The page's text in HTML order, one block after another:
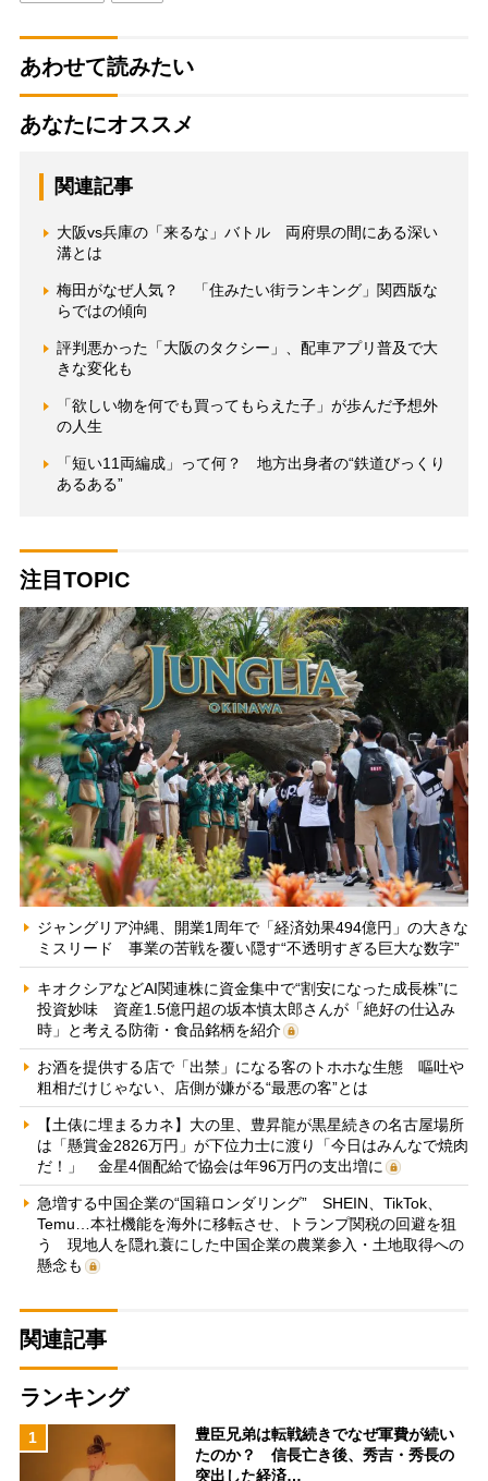
あわせて読みたい
あなたにオススメ
関連記事
大阪vs兵庫の「来るな」バトル 両府県の間にある深い
溝とは
梅田がなぜ人気？ 「住みたい街ランキング」関西版な
らではの傾向
評判悪かった「大阪のタクシー」、配車アプリ普及で大
きな変化も
「欲しい物を何でも買ってもらえた子」が歩んだ予想外
の人生
「短い11両編成」って何？ 地方出身者の“鉄道びっくり
あるある”
注目TOPIC
ジャングリア沖縄、開業1周年で「経済効果494億円」の大きな
ミスリード 事業の苦戦を覆い隠す“不透明すぎる巨大な数字”
キオクシアなどAI関連株に資金集中で“割安になった成長株”に
投資妙味 資産1.5億円超の坂本慎太郎さんが「絶好の仕込み
時」と考える防衛・食品銘柄を紹介
お酒を提供する店で「出禁」になる客のトホホな生態 嘔吐や
粗相だけじゃない、店側が嫌がる“最悪の客”とは
【土俵に埋まるカネ】大の里、豊昇龍が黒星続きの名古屋場所
は「懸賞金2826万円」が下位力士に渡り「今日はみんなで焼肉
だ！」 金星4個配給で協会は年96万円の支出増に
急増する中国企業の“国籍ロンダリング” SHEIN、TikTok、
Temu…本社機能を海外に移転させ、トランプ関税の回避を狙
う 現地人を隠れ蓑にした中国企業の農業参入・土地取得への
懸念も
関連記事
ランキング
1
豊臣兄弟は転戦続きでなぜ軍費が続い
たのか？ 信長亡き後、秀吉・秀長の
突出した経済…